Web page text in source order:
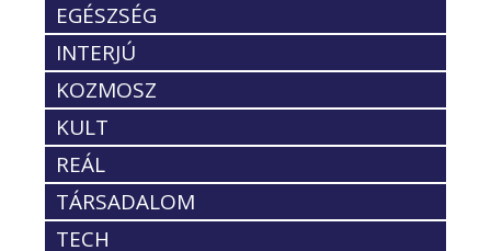
EGÉSZSÉG
INTERJÚ
KOZMOSZ
KULT
REÁL
TÁRSADALOM
TECH